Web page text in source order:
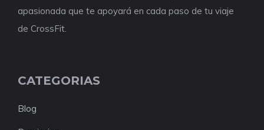
apasionada que te apoyará en cada paso de tu viaje
de CrossFit.
CATEGORIAS
Blog